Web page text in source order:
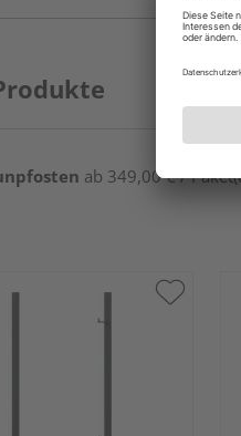
ab 349,00 € /